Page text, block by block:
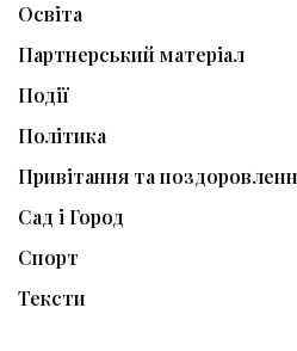
Освіта
Партнерський матеріал
Події
Політика
Привітання та
Сад і Город
Спорт
Тексти